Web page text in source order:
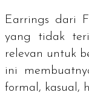
Earrings dari
yang tidak
relevan untuk
ini
formal, kasual,